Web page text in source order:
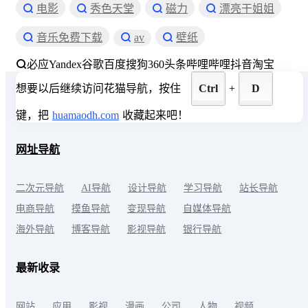
电影 秀色天堂 磁力 漂亮干姐姐
音乐免费下载 av 壁纸
必应Yandex谷歌百度搜狗360头条哔哩哔哩抖音淘宝
想要以后继续访问花猫导航，按住 Ctrl + D
键，把 huamaodh.com 收藏起来吧！
网址导航
二次元导航 AI导航 设计导航 学习导航
站长导航
电商导航
摸鱼导航 变现导航
自媒体导航
海外导航
博客导航 影视导航 银行导航
最新收录